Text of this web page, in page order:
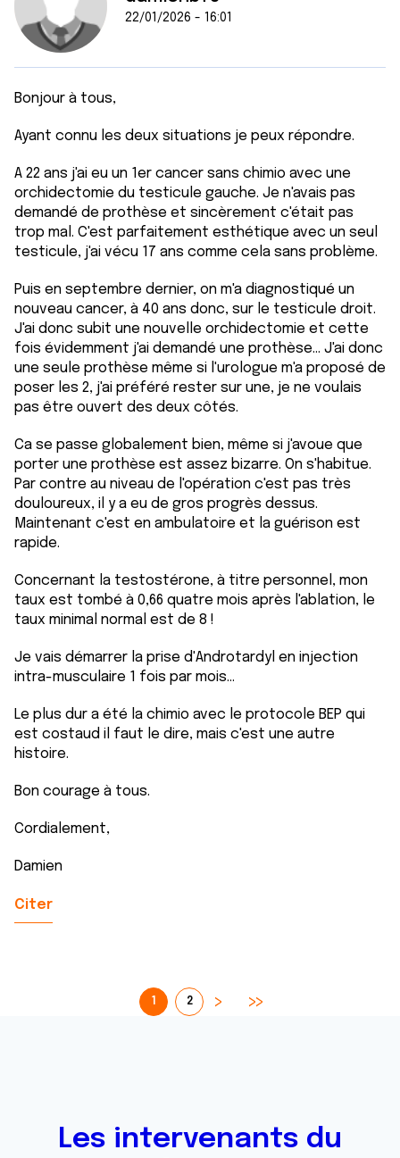
22/01/2026 - 16:01
Bonjour à tous,
Ayant connu les deux situations je peux répondre.
A 22 ans j'ai eu un 1er cancer sans chimio avec une
orchidectomie du testicule gauche. Je n'avais pas
demandé de prothèse et sincèrement c'était pas
trop mal. C'est parfaitement esthétique avec un seul
testicule, j'ai vécu 17 ans comme cela sans problème.
Puis en septembre dernier, on m'a diagnostiqué un
nouveau cancer, à 40 ans donc, sur le testicule droit.
J'ai donc subit une nouvelle orchidectomie et cette
fois évidemment j'ai demandé une prothèse... J'ai donc
une seule prothèse même si l'urologue m'a proposé de
poser les 2, j'ai préféré rester sur une, je ne voulais
pas être ouvert des deux côtés.
Ca se passe globalement bien, même si j'avoue que
porter une prothèse est assez bizarre. On s'habitue.
Par contre au niveau de l'opération c'est pas très
douloureux, il y a eu de gros progrès dessus.
Maintenant c'est en ambulatoire et la guérison est
rapide.
Concernant la testostérone, à titre personnel, mon
taux est tombé à 0,66 quatre mois après l'ablation, le
taux minimal normal est de 8 !
Je vais démarrer la prise d'Androtardyl en injection
intra-musculaire 1 fois par mois...
Le plus dur a été la chimio avec le protocole BEP qui
est costaud il faut le dire, mais c'est une autre
histoire.
Bon courage à tous.
Cordialement,
Damien
Citer
1 2
Les intervenants du